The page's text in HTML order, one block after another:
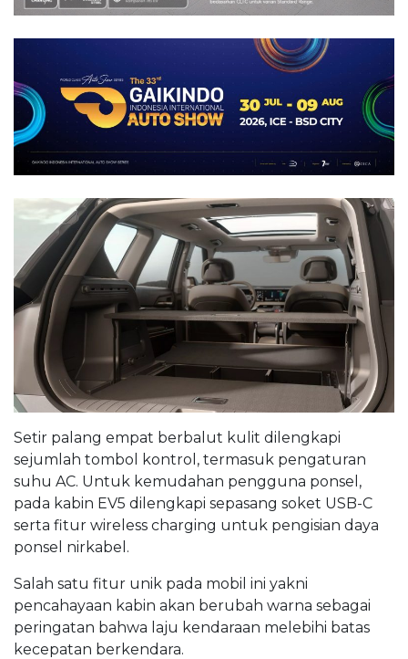
Setir palang empat berbalut kulit dilengkapi
sejumlah tombol kontrol, termasuk pengaturan
suhu AC. Untuk kemudahan pengguna ponsel,
pada kabin EV5 dilengkapi sepasang soket USB-C
serta fitur wireless charging untuk pengisian daya
ponsel nirkabel.
Salah satu fitur unik pada mobil ini yakni
pencahayaan kabin akan berubah warna sebagai
peringatan bahwa laju kendaraan melebihi batas
kecepatan berkendara.